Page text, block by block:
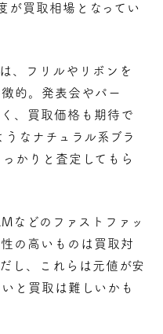
が買取相場となってい
、フリルやリボンを
的。発表会やパー
、買取価格も期待で
うなナチュラル系ブラ
かりと査定してもら
などのファストファッ
の高いものは買取対
し、これらは元値が安
と買取は難しいかも